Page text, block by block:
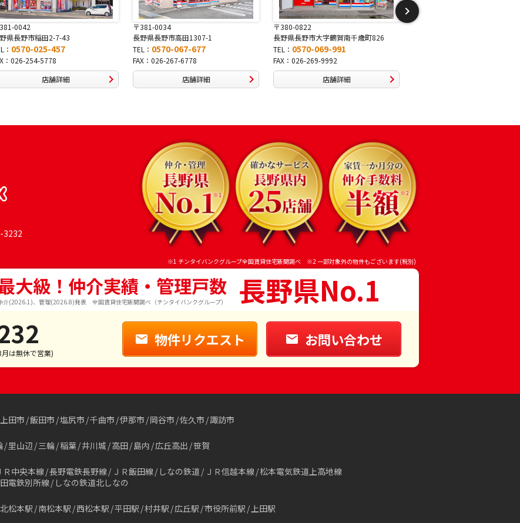
381-0034
野県長野市高田1307-1
：0570-067-677
：026-267-6778
店舗詳細
〒380-0822
長野県長野市大字鶴賀南千歳町826
TEL：0570-069-991
FAX：026-269-9992
店舗詳細
〒381-2243
長野県長野市稲里1-5-25
TEL：0570-067-878
FAX：026-286-7888
店舗詳細
3232
※1 チンタイバンクグループ全国賃貸住宅新聞調べ ※2 一部対象外の物件もございます(税別)
大級！仲介実績・管理戸数
(2026.1)、管理(2026.8)発表 全国賃貸住宅新聞調べ（チンタイバンクグループ） 長野県No.1
は無休で営業)
物件リクエスト お問い合わせ
上田市 飯田市 塩尻市 千曲市 伊那市 岡谷市 佐久市 諏訪市
里山辺 三輪 稲葉 井川城 高田 島内 広丘高出 笹賀
Ｒ中央本線 長野電鉄長野線 ＪＲ飯田線 しなの鉄道 ＪＲ信越本線 松本電気鉄道上高地線
電鉄別所線 しなの鉄道北しなの
北松本駅 南松本駅 西松本駅 平田駅 村井駅 広丘駅 市役所前駅 上田駅